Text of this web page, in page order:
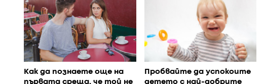
Как да познаете още на
първата среща, че той не
Пробвайте да успокоите
детето с най-добрите